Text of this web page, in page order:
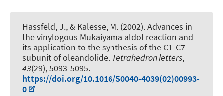
Hassfeld, J., & Kalesse, M. (2002).Advances in
the vinylogous Mukaiyama aldol reaction and
its application to the synthesis of the C1-C7
subunit of oleandolide. Tetrahedron letters,
43(29), 5093-5095.
https://doi.org/10.1016/S0040-4039(02)00993-
0